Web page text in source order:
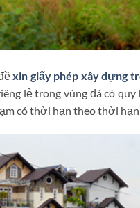
xin giấy phép xây dựng
lẻ trong vùng đã có
có thời hạn theo thời